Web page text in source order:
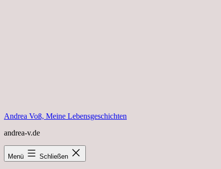
Andrea Voß, Meine Lebensgeschichten
andrea-v.de
Menü Schließen